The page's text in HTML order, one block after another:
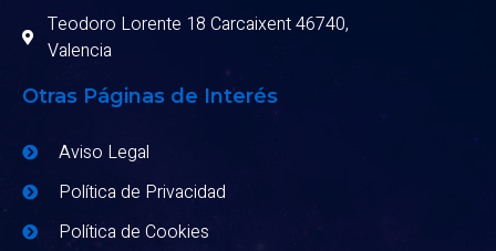
Teodoro Lorente 18 Carcaixent 46740,
Valencia
Otras Páginas de Interés
Aviso Legal
Política de Privacidad
Política de Cookies